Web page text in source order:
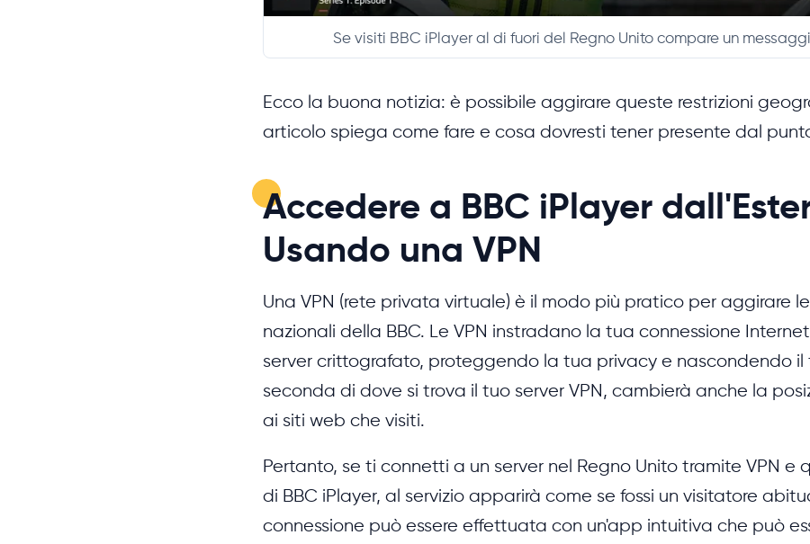
Se visiti BBC iPlayer al di fuori del Regno Unito compare un
Ecco la buona notizia: è possibile aggirare queste restrizioni
articolo spiega come fare e cosa dovresti tener presente dal
Accedere a BBC iPlayer
Usando una VPN
Una VPN (rete privata virtuale) è il modo più pratico per aggirare
nazionali della BBC. Le VPN instradano la tua connessione
server crittografato, proteggendo la tua privacy e nascondendo il
seconda di dove si trova il tuo server VPN, cambierà anche la
ai siti web che visiti.
Pertanto, se ti connetti a un server nel Regno Unito tramite VPN e
di BBC iPlayer, al servizio apparirà come se fossi un visitatore
connessione può essere effettuata con un'app intuitiva che può